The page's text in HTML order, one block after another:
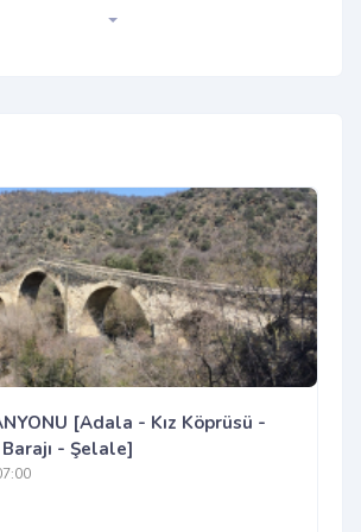
[Adala - Kız Köprüsü -
- Şelale]